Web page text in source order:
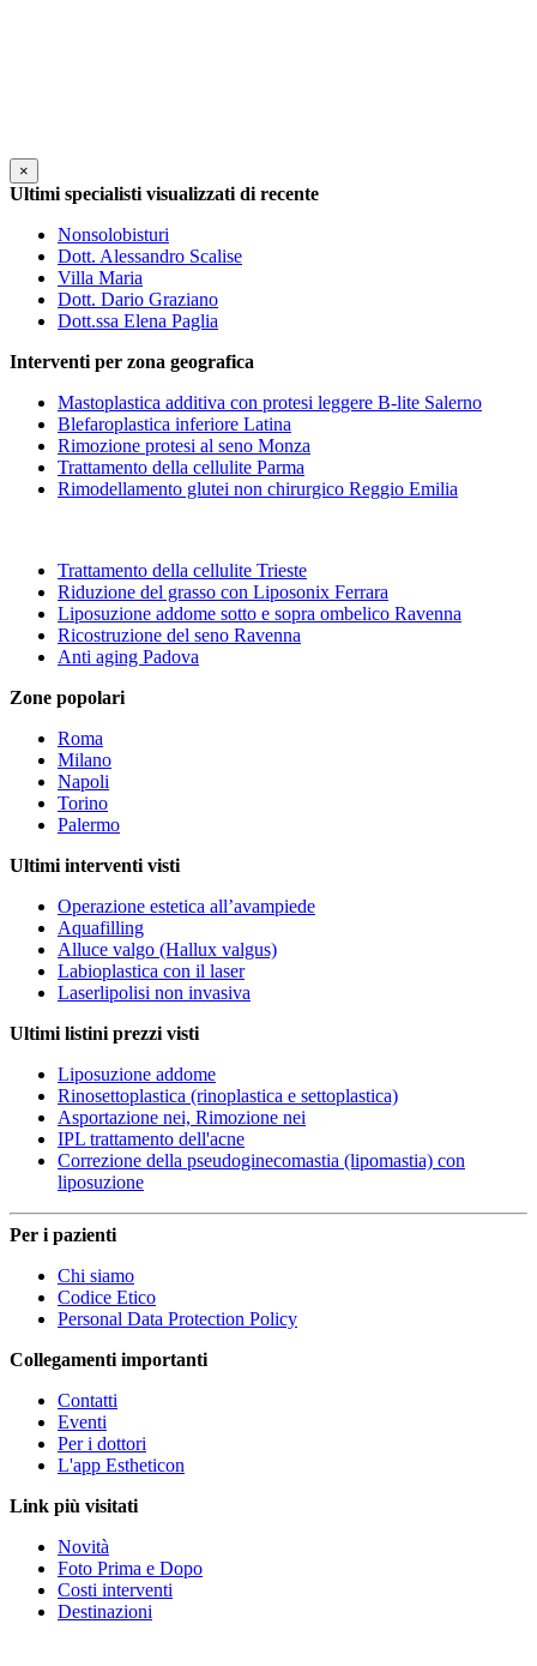
×
Ultimi specialisti visualizzati di recente
Nonsolobisturi
Dott. Alessandro Scalise
Villa Maria
Dott. Dario Graziano
Dott.ssa Elena Paglia
Interventi per zona geografica
Mastoplastica additiva con protesi leggere B-lite Salerno
Blefaroplastica inferiore Latina
Rimozione protesi al seno Monza
Trattamento della cellulite Parma
Rimodellamento glutei non chirurgico Reggio Emilia
Trattamento della cellulite Trieste
Riduzione del grasso con Liposonix Ferrara
Liposuzione addome sotto e sopra ombelico Ravenna
Ricostruzione del seno Ravenna
Anti aging Padova
Zone popolari
Roma
Milano
Napoli
Torino
Palermo
Ultimi interventi visti
Operazione estetica all’avampiede
Aquafilling
Alluce valgo (Hallux valgus)
Labioplastica con il laser
Laserlipolisi non invasiva
Ultimi listini prezzi visti
Liposuzione addome
Rinosettoplastica (rinoplastica e settoplastica)
Asportazione nei, Rimozione nei
IPL trattamento dell'acne
Correzione della pseudoginecomastia (lipomastia) con
liposuzione
Per i pazienti
Chi siamo
Codice Etico
Personal Data Protection Policy
Collegamenti importanti
Contatti
Eventi
Per i dottori
L'app Estheticon
Link più visitati
Novità
Foto Prima e Dopo
Costi interventi
Destinazioni